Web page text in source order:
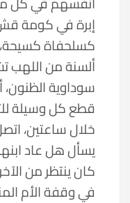
إبرة في كومة
كسلحفاة كسيحة،
ألسنة من اللهب
سوداوية
قطع كل وسيلة
خلال ساعتين،
يسأل هل عاد
كان ينتظر من
في وقفة الأم